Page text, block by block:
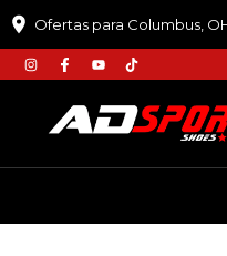
Ofertas para Columbus,
:𝙋𝙍𝙄𝙈𝙀𝙄𝙍𝘼𝘾𝙊𝙈𝙋𝙍𝘼